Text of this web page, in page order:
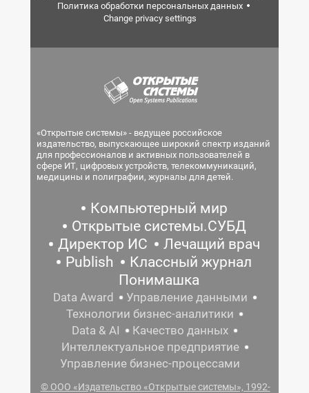
Политика обработки персональных данных
Change privacy settings
«Открытые системы» - ведущее российское
издательство, выпускающее широкий спектр изданий
для профессионалов и активных пользователей в
сфере ИТ, цифровых устройств, телекоммуникаций,
медицины и полиграфии, журналы для детей.
Компьютерный мир
Открытые системы.СУБД
Директор ИС
Лечащий врач
Publish
Классный журнал
Понимашка
Data Award
Управление данными
Технологии бизнес-аналитики
Data & AI
Качество данных
Интеллектуальное предприятие
Управление бизнес-процессами
© ООО «Издательство «Открытые системы», 1992-